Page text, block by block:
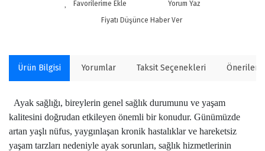
Yorum Yaz
Fiyatı Düşünce Haber Ver
Ürün Bilgisi Yorumlar Taksit Seçenekleri
Ayak sağlığı, bireylerin genel sağlık durumunu ve yaşam
kalitesini doğrudan etkileyen önemli bir konudur. Günümüzde
artan yaşlı nüfus, yaygınlaşan kronik hastalıklar ve hareketsiz
yaşam tarzları nedeniyle ayak sorunları, sağlık hizmetlerinin